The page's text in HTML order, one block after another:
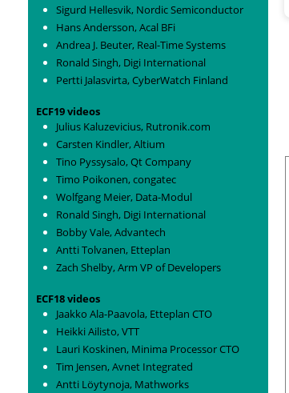
Sigurd Hellesvik, Nordic Semiconductor
Hans Andersson, Acal BFi
Andrea J. Beuter, Real-Time Systems
Ronald Singh, Digi International
Pertti Jalasvirta, CyberWatch Finland
ECF19 videos
Julius Kaluzevicius, Rutronik.com
Carsten Kindler, Altium
Tino Pyssysalo, Qt Company
Timo Poikonen, congatec
Wolfgang Meier, Data-Modul
Ronald Singh, Digi International
Bobby Vale, Advantech
Antti Tolvanen, Etteplan
Zach Shelby, Arm VP of Developers
ECF18 videos
Jaakko Ala-Paavola, Etteplan CTO
Heikki Ailisto, VTT
Lauri Koskinen, Minima Processor CTO
Tim Jensen, Avnet Integrated
Antti Löytynoja, Mathworks